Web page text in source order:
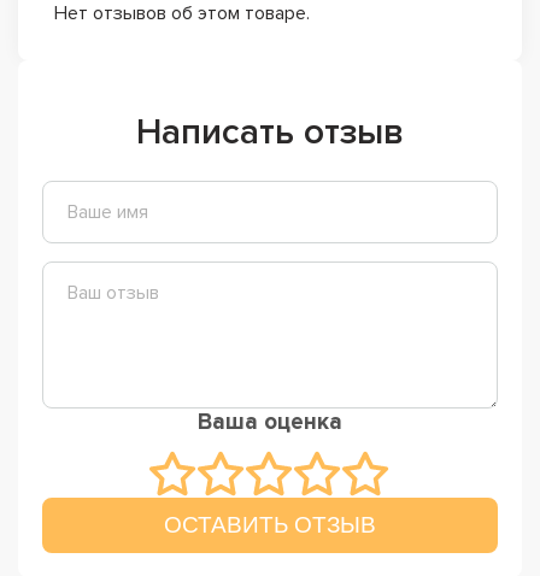
Нет отзывов об этом товаре.
Написать отзыв
Ваша оценка
ОСТАВИТЬ ОТЗЫВ